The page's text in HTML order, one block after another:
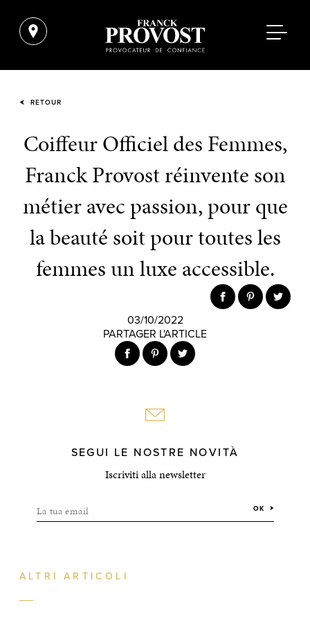
RETOUR
Coiffeur Officiel des Femmes,
Franck Provost réinvente son
métier avec passion, pour que
la beauté soit pour toutes les
femmes un luxe accessible.
03/10/2022
PARTAGER L'ARTICLE
SEGUI LE NOSTRE NOVITÀ
Iscriviti alla newsletter
La tua email OK
ALTRI ARTICOLI